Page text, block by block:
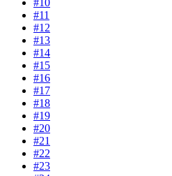
#10
#11
#12
#13
#14
#15
#16
#17
#18
#19
#20
#21
#22
#23